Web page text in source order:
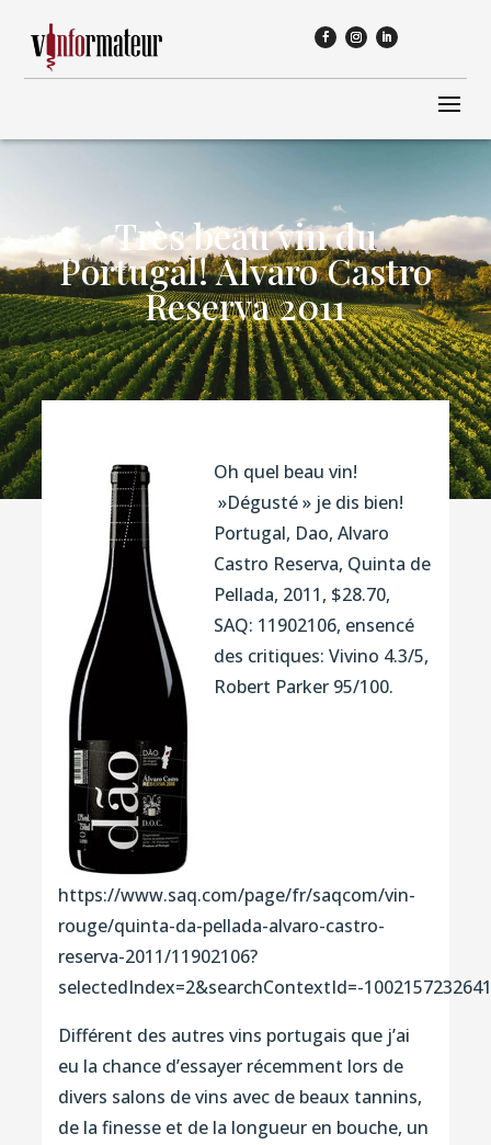
Très beau vin du
Portugal! Alvaro Castro
Reserva 2011
Oh quel beau vin!
»Dégusté » je dis bien!
Portugal, Dao, Alvaro
Castro Reserva, Quinta de
Pellada, 2011, $28.70,
SAQ: 11902106, ensencé
des critiques: Vivino 4.3/5,
Robert Parker 95/100.
https://www.saq.com/page/fr/saqcom/vin-
rouge/quinta-da-pellada-alvaro-castro-
reserva-2011/11902106?
selectedIndex=2&searchContextId=-
Différent des autres vins portugais que j’ai
eu la chance d’essayer récemment lors de
divers salons de vins avec de beaux tannins,
de la finesse et de la longueur en bouche, un